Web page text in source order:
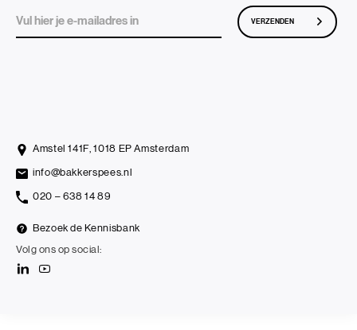
VERZENDEN
Amstel 141F, 1018 EP Amsterdam
info@bakkerspees.nl
020 – 638 14 89
Bezoek de Kennisbank
Volg ons op social: